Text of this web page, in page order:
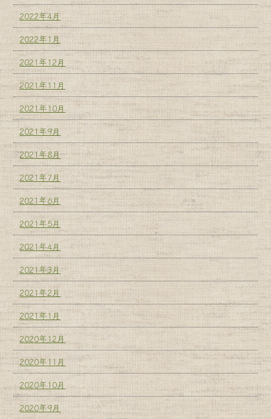
2022年4月
2022年1月
2021年12月
2021年11月
2021年10月
2021年9月
2021年8月
2021年7月
2021年6月
2021年5月
2021年4月
2021年3月
2021年2月
2021年1月
2020年12月
2020年11月
2020年10月
2020年9月